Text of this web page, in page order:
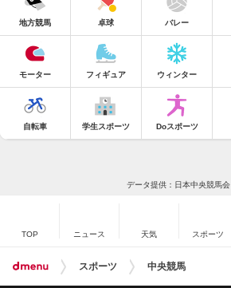
地方競馬 卓球 バレー
モーター フィギュア ウィンター
自転車 学生スポーツ Doスポーツ
データ提供：日本中央競馬会
TOP ニュース 天気 スポーツ
スポーツ 中央競馬